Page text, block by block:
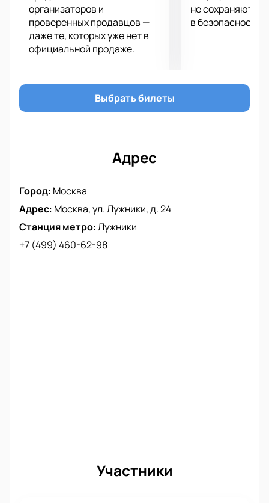
достижений.
Довольно сложно выделить фаворита в этом
матче. А это значит, что зрители на трибунах могут
рассчитывать на полноценную игровую интригу.
матч ФК «Торпедо» - ФК «Крылья Советов» на
нашем сайте, кликнув на понравившееся вам
место. Теперь вам не нужно будет стоять в
организаторов и
проверенных продавцов —
даже те, которых уже нет в
официальной продаже.
не сохраняются
в безопасности.
Выбрать билеты
Адрес
Город: Москва
Адрес: Москва, ул. Лужники, д. 24
Станция метро:Лужники
+7 (499) 460-62-98
Участники